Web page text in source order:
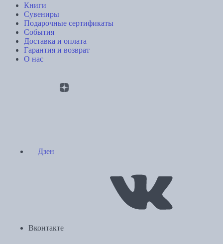
Книги
Сувениры
Подарочные сертификаты
События
Доставка и оплата
Гарантия и возврат
О нас
Дзен
Вконтакте